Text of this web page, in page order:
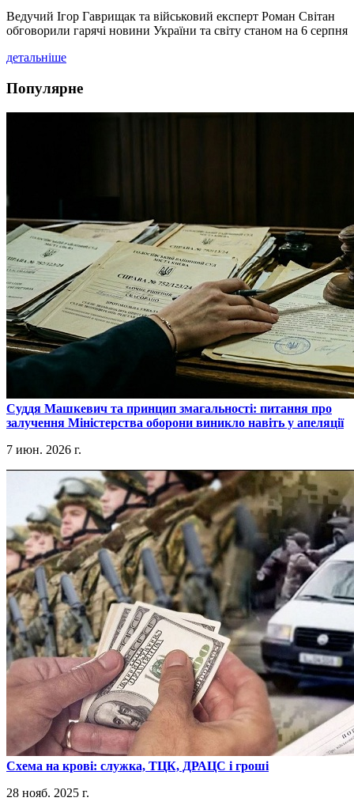
Ведучий Ігор Гаврищак та військовий експерт Роман Світан
обговорили гарячі новини України та світу станом на 6 серпня
детальніше
Популярне
​Суддя Машкевич та принцип змагальності: питання про
залучення Міністерства оборони виникло навіть у апеляції
7 июн. 2026 г.
​Схема на крові: служка, ТЦК, ДРАЦС і гроші
28 нояб. 2025 г.